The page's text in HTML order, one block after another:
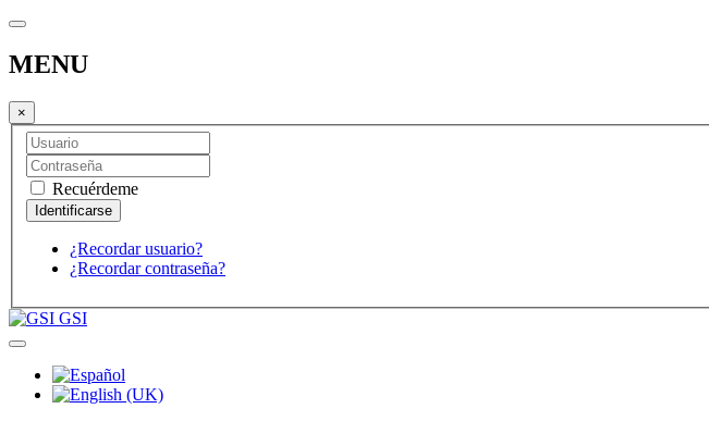
MENU
×
Recuérdeme
¿Recordar usuario?
¿Recordar contraseña?
GSI